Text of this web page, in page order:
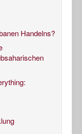
Handelns?